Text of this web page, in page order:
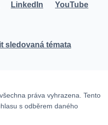
LinkedIn YouTube
sledovaná témata
práva vyhrazena. Tento
s odběrem daného